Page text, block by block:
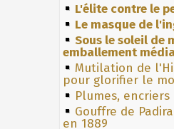
L'élite contre le
Le masque de
Sous le soleil de
emballement
Mutilation de
pour glorifier le
Plumes,
Gouffre de
en 1889